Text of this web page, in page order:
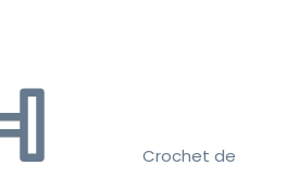
Crochet de